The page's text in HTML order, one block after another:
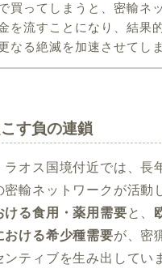
買ってしまうと、密輸ネ
を流すことになり、結果
なる絶滅を加速させてし
す負の連鎖
オス国境付近では、長
密輸ネットワークが活動
ける食用・薬用需要と、
おける希少種需要が、密
ティブを生み出してい